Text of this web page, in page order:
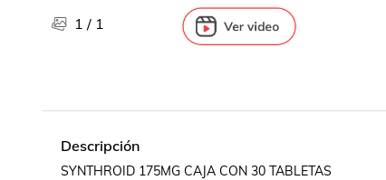
1 / 1
Descripción
SYNTHROID 175MG CAJA CON 30 TABLETAS